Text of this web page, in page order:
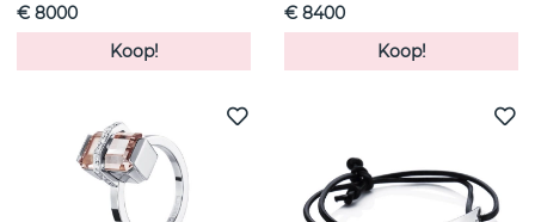
€ 8000
Koop!
€ 8400
Koop!